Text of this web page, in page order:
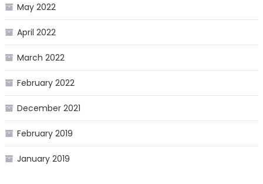
May 2022
April 2022
March 2022
February 2022
December 2021
February 2019
January 2019